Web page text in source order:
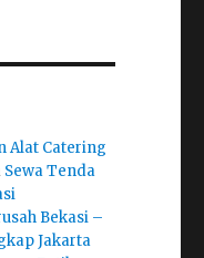
Alat Catering
Sewa Tenda
Bekasi –
Jakarta